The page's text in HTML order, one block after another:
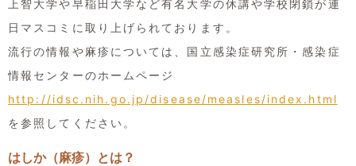
上智大学や早稲田大学など有名大学の休講や学校閉鎖が連
日マスコミに取り上げられております。
流行の情報や麻疹については、国立感染症研究所・感染症
情報センターのホームページ
http://idsc.nih.go.jp/disease/measles/index.html
を参照してください。
はしか（麻疹）とは？